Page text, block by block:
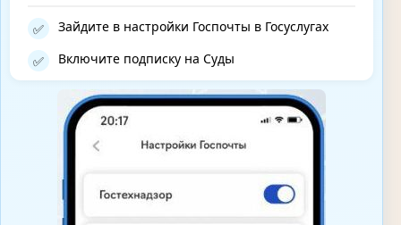
✅ Зайдите в настройки Госпочты в Госуслугах
✅ Включите подписку на Суды